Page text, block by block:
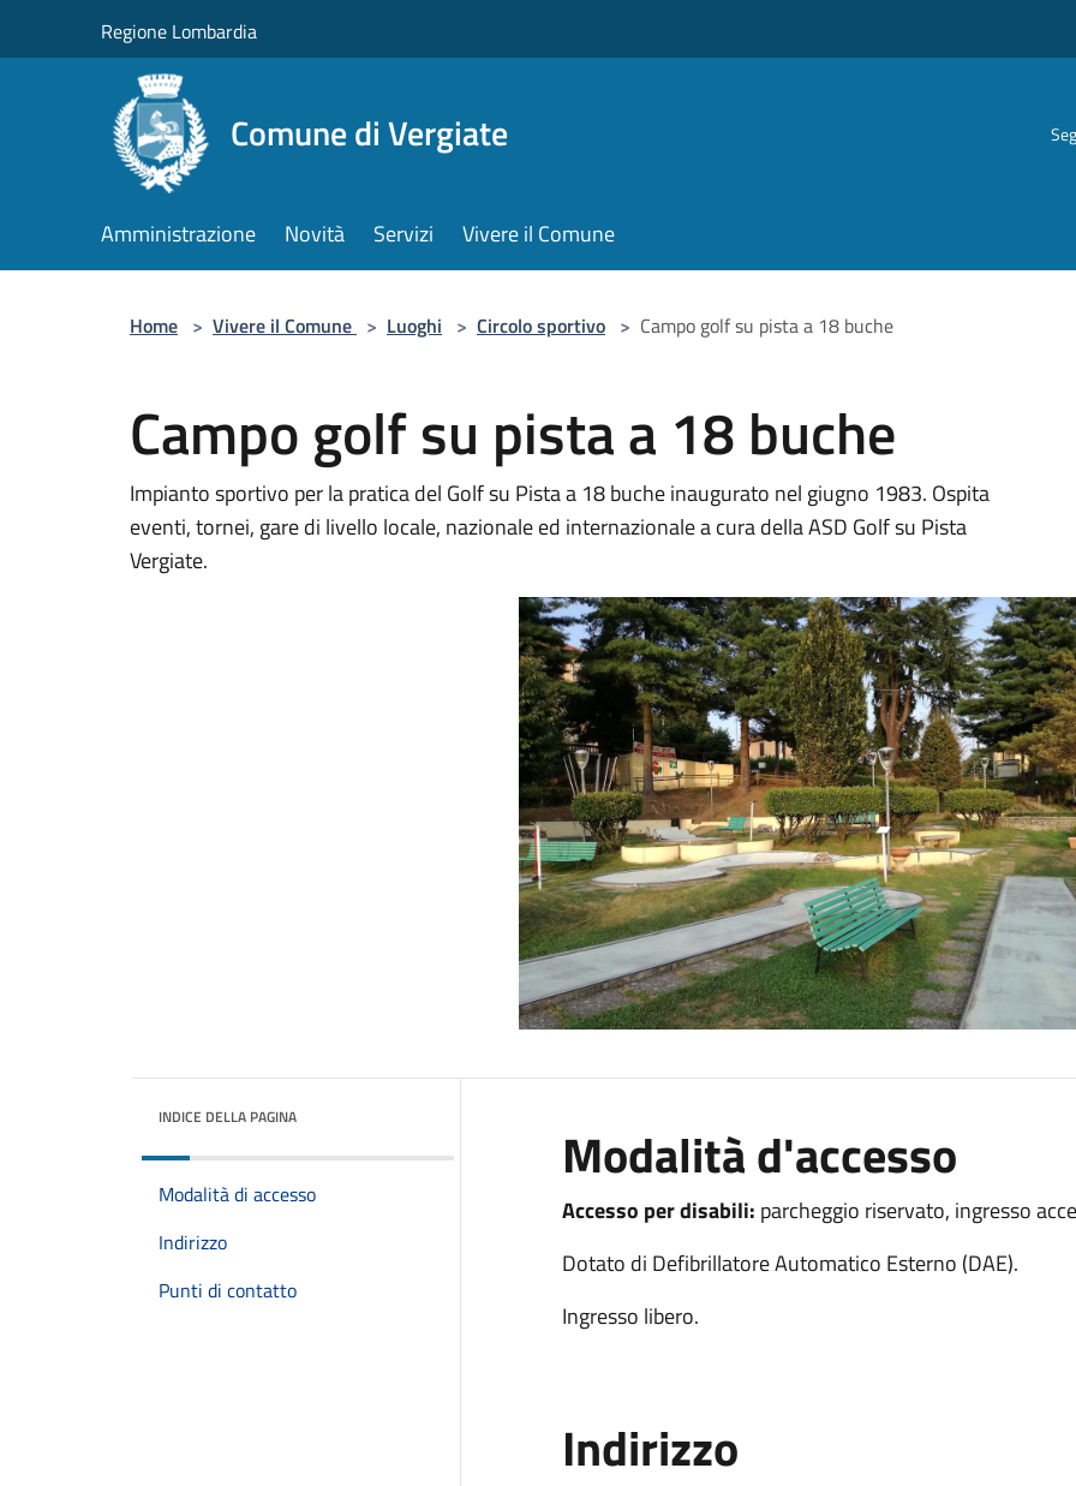
Regione Lombardia
Comune di Vergiate
Amministrazione Novità Servizi Vivere il Comune
Home > Vivere il Comune > Luoghi > Circolo sportivo > Campo golf su pista a 18 buche
Campo golf su pista a 18 buche
Impianto sportivo per la pratica del Golf su Pista a 18 buche inaugurato nel giugno 1983. Ospita
eventi, tornei, gare di livello locale, nazionale ed internazionale a cura della ASD Golf su Pista
Vergiate.
INDICE DELLA PAGINA
Modalità di accesso
Indirizzo
Punti di contatto
Modalità d'accesso
Accesso per disabili: parcheggio riservato, ingresso
Dotato di Defibrillatore Automatico Esterno (DAE).
Ingresso libero.
Indirizzo